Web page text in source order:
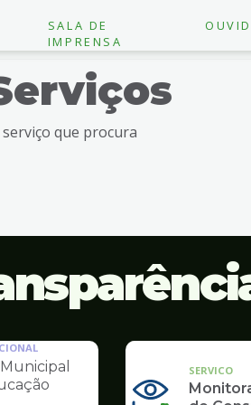
SALA DE
IMPRENSA
que procura
SERVICO